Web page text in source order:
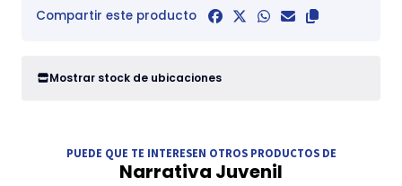
Compartir este producto
Mostrar stock de ubicaciones
PUEDE QUE TE INTERESEN OTROS PRODUCTOS DE
Narrativa Juvenil